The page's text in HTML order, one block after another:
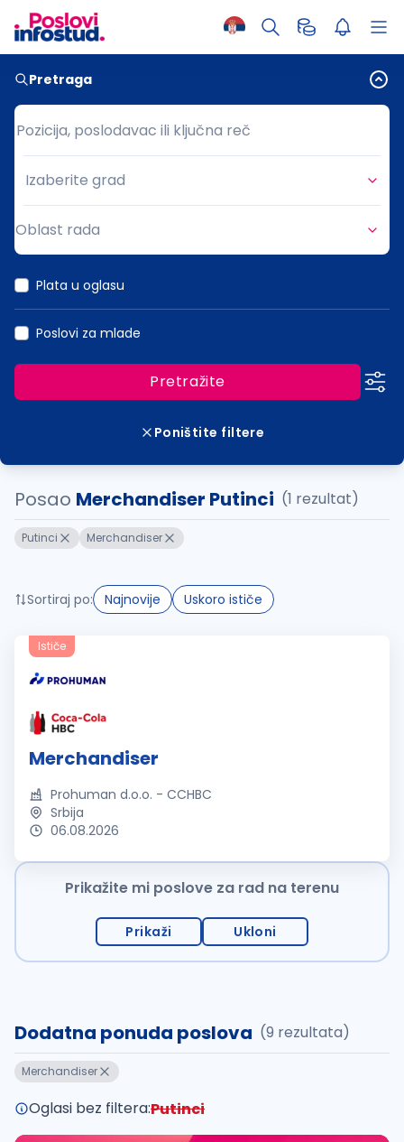
Pretraga
Pozicija, poslodavac ili ključna reč
Pozicija, poslodavac ili ključna reč
Grad
Izaberite grad
Oblast rada
Plata u oglasu
Poslovi za mlade
Pretražite
Poništite filtere
Posao Merchandiser Putinci (1 rezultat)
Putinci Merchandiser
Sortiraj po: Najnovije Uskoro ističe
Ističe
Merchandiser
Prohuman d.o.o. - CCHBC
Srbija
06.08.2026
Prikažite mi poslove za rad na terenu
Prikaži Ukloni
Dodatna ponuda poslova (9 rezultata)
Merchandiser
Oglasi bez filtera:Putinci